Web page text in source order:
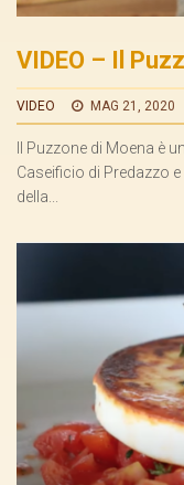
VIDEO – Il
VIDEO MAG 21, 2020
Il Puzzone di Moena è
Caseificio di Predazzo
della...